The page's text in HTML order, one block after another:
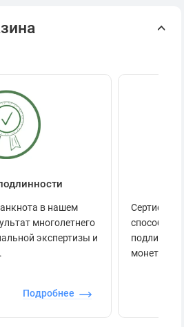
в нашем
многолетнего
экспертизы и
Подробнее
способов
монеты.